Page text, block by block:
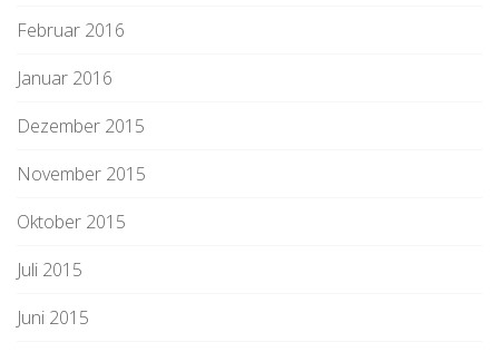
Februar 2016
Januar 2016
Dezember 2015
November 2015
Oktober 2015
Juli 2015
Juni 2015